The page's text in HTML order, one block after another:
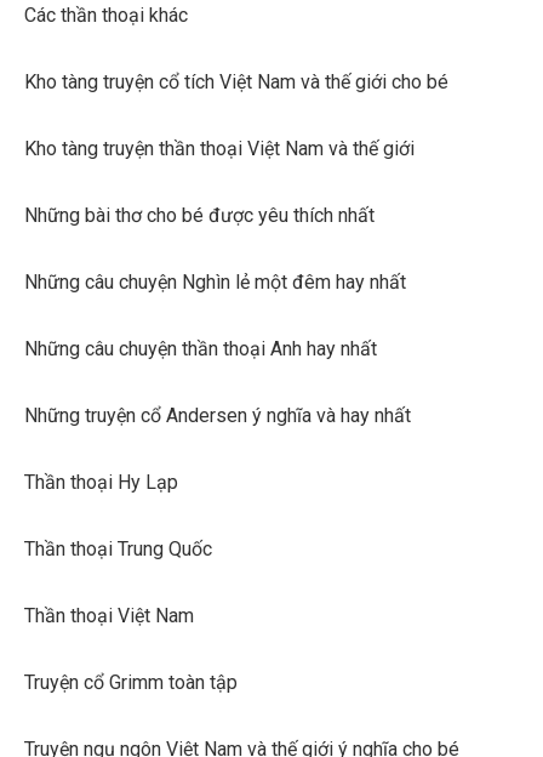
Các thần thoại khác
Kho tàng truyện cổ tích Việt Nam và thế giới cho bé
Kho tàng truyện thần thoại Việt Nam và thế giới
Những bài thơ cho bé được yêu thích nhất
Những câu chuyện Nghìn lẻ một đêm hay nhất
Những câu chuyện thần thoại Anh hay nhất
Những truyện cổ Andersen ý nghĩa và hay nhất
Thần thoại Hy Lạp
Thần thoại Trung Quốc
Thần thoại Việt Nam
Truyện cổ Grimm toàn tập
Truyện ngụ ngôn Việt Nam và thế giới ý nghĩa cho bé